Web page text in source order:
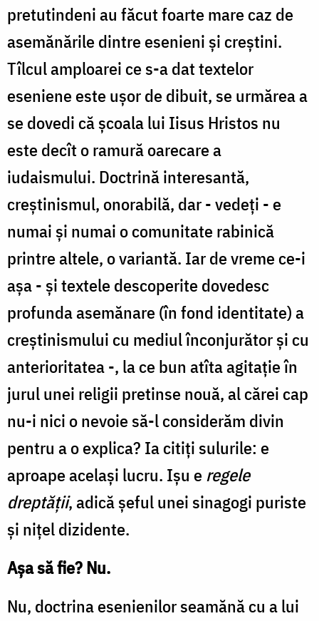
pretutindeni au făcut foarte mare caz de
asemănările dintre esenieni şi creştini.
Tîlcul amploarei ce s-a dat textelor
eseniene este uşor de dibuit, se urmărea a
se dovedi că şcoala lui Iisus Hristos nu
este decît o ramură oarecare a
iudaismului. Doctrină interesantă,
creştinismul, onorabilă, dar - vedeţi - e
numai şi numai o comunitate rabinică
printre altele, o variantă. Iar de vreme ce-i
aşa - şi textele descoperite dovedesc
profunda asemănare (în fond identitate) a
creştinismului cu mediul înconjurător şi cu
anterioritatea -, la ce bun atîta agitaţie în
jurul unei religii pretinse nouă, al cărei cap
nu-i nici o nevoie să-l considerăm divin
pentru a o explica? Ia citiţi sulurile: e
aproape acelaşi lucru. Işu eregele
dreptăţii, adică şeful unei sinagogi puriste
şi niţel dizidente.
Aşa să fie? Nu.
Nu, doctrina esenienilor seamănă cu a lui